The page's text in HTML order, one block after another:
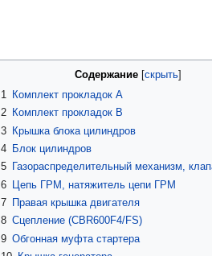
Содержание
1 Комплект прокладок A
2 Комплект прокладок B
3 Крышка блока цилиндров
4 Блок цилиндров
5 Газораспределительный механизм,
6 Цепь ГРМ, натяжитель цепи ГРМ
7 Правая крышка двигателя
8 Сцепление (CBR600F4/FS)
9 Обгонная муфта стартера